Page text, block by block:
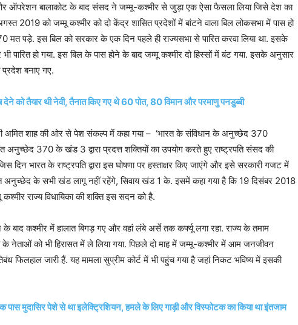
ऑपरेशन बालाकोट के बाद संसद ने जम्मू-कश्मीर से जुड़ा एक ऐसा फैसला लिया जिसे देश का
2019 को जम्मू कश्मीर को दो केंद्र शासित प्रदेशों में बांटने वाला बिल लोकसभा में पास हो
मत पड़े. इस बिल को सरकार के एक दिन पहले ही राज्यसभा से पारित करवा लिया था. इसके
पारित हो गया. इस बिल के पास होने के बाद जम्मू कश्मीर दो हिस्सों में बंट गया. इसके अनुसार
बनाए गए.
देने को तैयार थी नेवी, तैनात किए गए थे 60 पोत, 80 विमान और परमाणु पनडुब्बी
अमित शाह की ओर से पेश संकल्प में कहा गया – ‘भारत के संविधान के अनुच्छेद 370
370 के खंड 3 द्वारा प्रदत्त शक्तियों का उपयोग करते हुए राष्ट्रपति संसद की
दिन भारत के राष्ट्रपति द्वारा इस घोषणा पर हस्ताक्षर किए जाएंगे और इसे सरकारी गजट में
अनुच्छेद के सभी खंड लागू नहीं रहेंगे, सिवाय खंड 1 के. इसमें कहा गया है कि 19 दिसंबर 2018
कश्मीर राज्य विधायिका की शक्ति इस सदन को है.
बाद कश्मीर में हालात बिगड़ गए और वहां लंबे अर्से तक कर्फ्यू लगा रहा. राज्य के तमाम
के नेताओं को भी हिरासत में ले लिया गया. पिछले दो माह में जम्मू-कश्मीर में आम जनजीवन
फिलहाल जारी हैं. यह मामला सुप्रीम कोर्ट में भी पहुंच गया है जहां निकट भविष्य में इसकी
पास मुदासिर पेशे से था इलेक्ट्रिशियन, हमले के लिए गाड़ी और विस्फोटक का किया था इंतजाम